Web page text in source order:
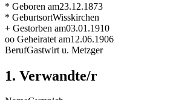
* Geboren am23.12.1873
* GeburtsortWisskirchen
+ Gestorben am03.01.1910
oo Geheiratet am12.06.1906
BerufGastwirt u. Metzger
1. Verwandte/r